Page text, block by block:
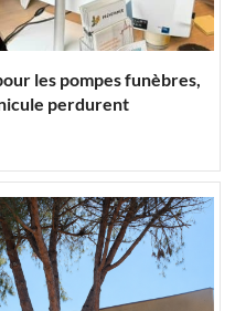
les pompes funèbres,
perdurent